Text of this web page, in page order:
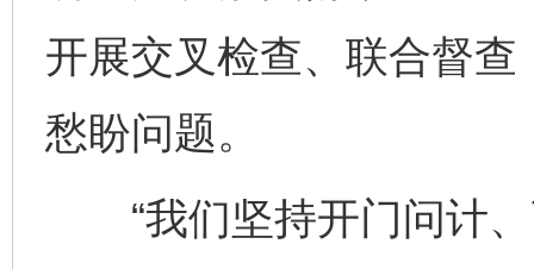
开展交叉检查、联合督
愁盼问题。
“我们坚持开门问计、